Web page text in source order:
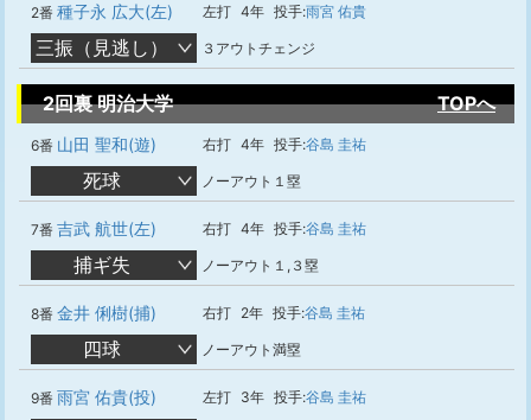
2番 種子永 広大(左) 左打 4年 投手:雨宮 佑貴
三振（見逃し） ３アウトチェンジ
2回裏 明治大学 TOPへ
6番 山田 聖和(遊) 右打 4年 投手:谷島 圭祐
死球 ノーアウト１塁
7番 吉武 航世(左) 右打 4年 投手:谷島 圭祐
捕ギ失 ノーアウト１,３塁
8番 金井 俐樹(捕) 右打 2年 投手:谷島 圭祐
四球 ノーアウト満塁
9番 雨宮 佑貴(投) 左打 3年 投手:谷島 圭祐